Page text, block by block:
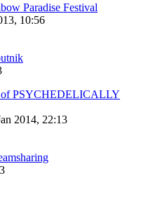
Paradise Festival
10:56
of PSYCHEDELICALLY
2014, 22:13